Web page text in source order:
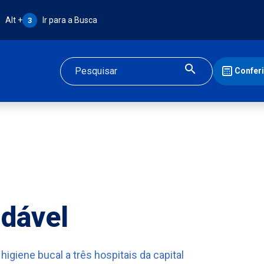
Atalho Alt + 3:
Alt + 3 Ir para a Busca
Buscar
bucal a três hospitais da capital